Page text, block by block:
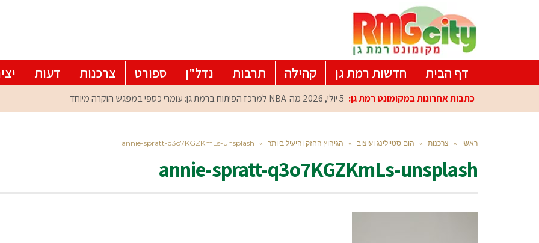
דף הבית חדשות רמת גן קהילה תרבות נדל"ן ספורט צרכנות דעות
כתבות אחרונות במקומונט רמת גן: 5 יולי, 2026 מה-NBA למרכז הפיתוח ברמת גן: עומרי כספי במפגש הוקרה מיוחד
ראשי » צרכנות » הום סטיילינג ועיצוב » הגיהוץ החזק והיעיל ביותר »
annie-spratt-q3o7KGZKmLs-unsplash
annie-spratt-q3o7KGZKmLs-unsplash